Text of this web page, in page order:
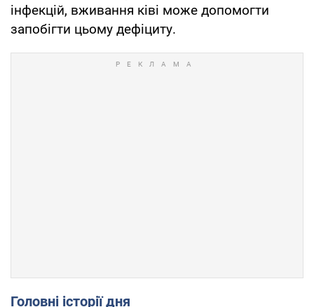
інфекцій, вживання ківі може допомогти
запобігти цьому дефіциту.
Головні історії дня